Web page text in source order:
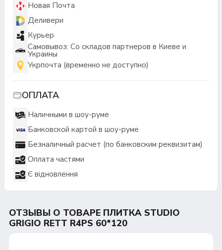
Новая Почта
Деливери
Курьер
Самовывоз: Со складов партнеров в Киеве и
Украины
Укрпочта (временно не доступно)
ОПЛАТА
Наличными в шоу-руме
Банковской картой в шоу-руме
Безналичный расчет (по банковским реквизитам)
Оплата частями
Є відновлення
ОТЗЫВЫ О ТОВАРЕ ПЛИТКА STUDIO
GRIGIO RETT R4PS 60*120